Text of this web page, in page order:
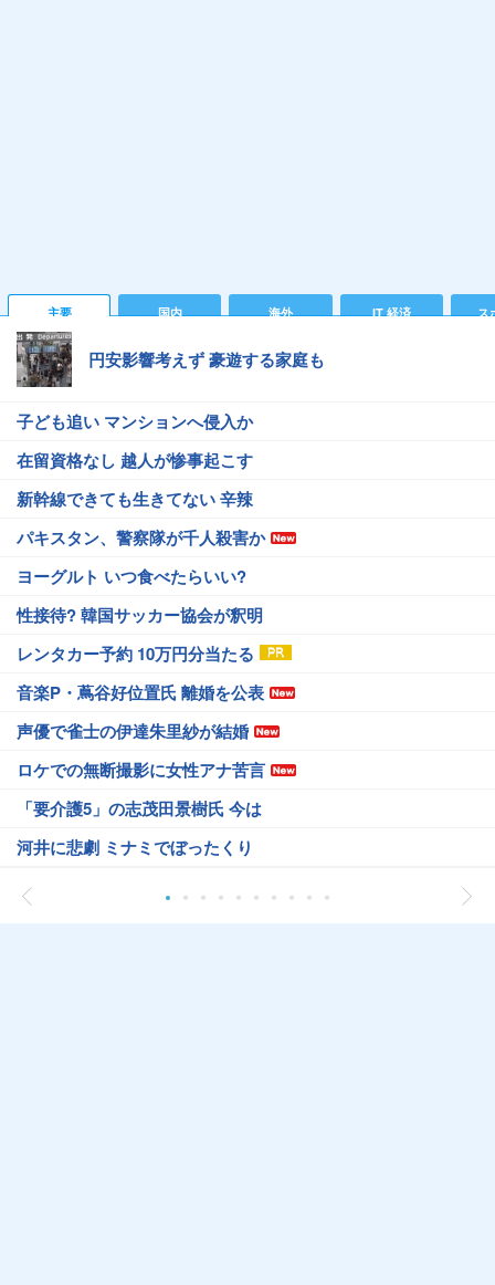
主要 国内 海外 IT 経済 ス
円安影響考えず 豪遊する家庭も
子ども追い マンションへ侵入か
在留資格なし 越人が惨事起こす
新幹線できても生きてない 辛辣
パキスタン、警察隊が千人殺害か
ヨーグルト いつ食べたらいい?
性接待? 韓国サッカー協会が釈明
レンタカー予約 10万円分当たる
音楽P・蔦谷好位置氏 離婚を公表
声優で雀士の伊達朱里紗が結婚
ロケでの無断撮影に女性アナ苦言
「要介護5」の志茂田景樹氏 今は
河井に悲劇 ミナミでぼったくり